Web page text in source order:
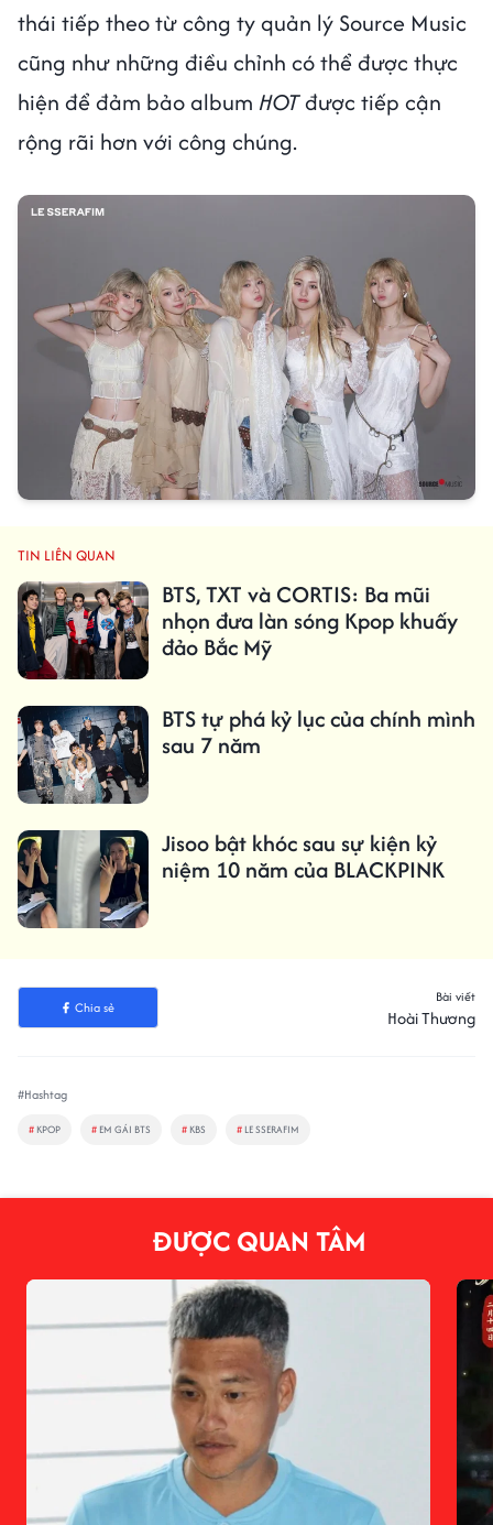
thái tiếp theo từ công ty quản lý Source Music
cũng như những điều chỉnh có thể được thực
hiện để đảm bảo album HOTđược tiếp cận
rộng rãi hơn với công chúng.
TIN LIÊN QUAN
BTS, TXT và CORTIS: Ba mũi
nhọn đưa làn sóng Kpop khuấy
đảo Bắc Mỹ
BTS tự phá kỷ lục của chính mình
sau 7 năm
Jisoo bật khóc sau sự kiện kỷ
niệm 10 năm của BLACKPINK
Chia sẻ
Bài viết
Hoài Thương
#Hashtag
# KPOP # EM GÁI BTS # KBS # LE SSERAFIM
ĐƯỢC QUAN TÂM